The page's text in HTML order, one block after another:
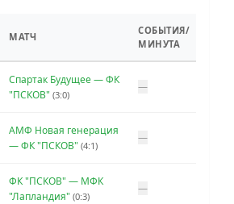
МАТЧ
СОБЫТИЯ/
МИНУТА
Спартак Будущее — ФК
"ПСКОВ" (3:0)
—
АМФ Новая генерация
— ФК "ПСКОВ" (4:1)
—
ФК "ПСКОВ" — МФК
"Лапландия" (0:3)
—